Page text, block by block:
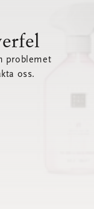
problemet
oss.